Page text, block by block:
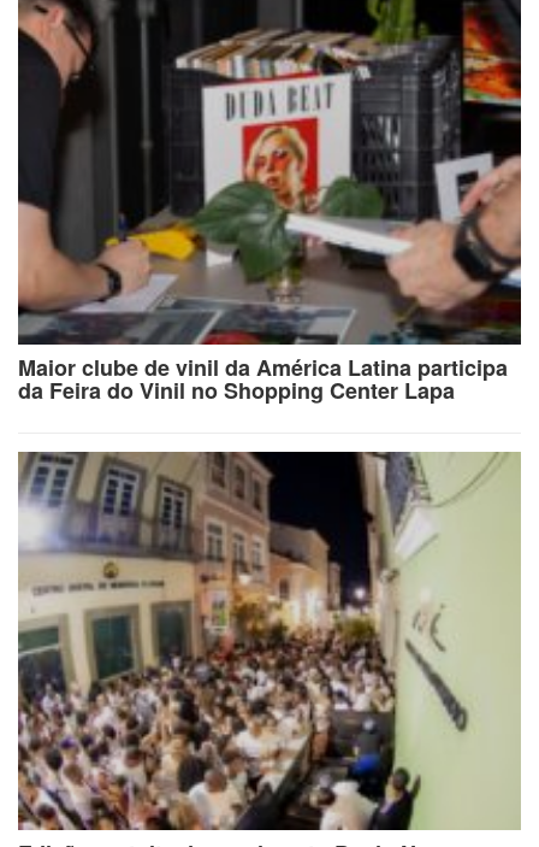
Maior clube de vinil da América Latina participa
da Feira do Vinil no Shopping Center Lapa